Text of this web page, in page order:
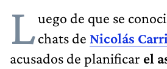
Luego de que se
chats de Nicolás
acusados de planificar el